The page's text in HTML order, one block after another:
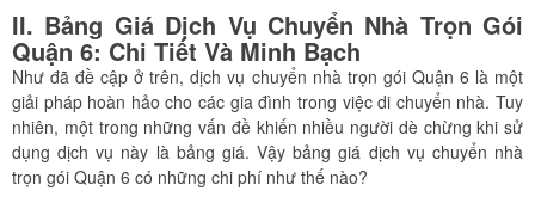
II. Bảng Giá Dịch Vụ Chuyển Nhà Trọn Gói
Quận 6: Chi Tiết Và Minh Bạch
Như đã đề cập ở trên, dịch vụ chuyển nhà trọn gói Quận 6 là một
giải pháp hoàn hảo cho các gia đình trong việc di chuyển nhà. Tuy
nhiên, một trong những vấn đề khiến nhiều người dè chừng khi sử
dụng dịch vụ này là bảng giá. Vậy bảng giá dịch vụ chuyển nhà
trọn gói Quận 6 có những chi phí như thế nào?